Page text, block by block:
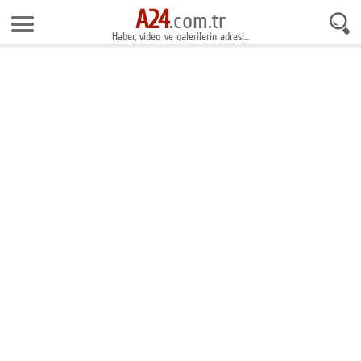
6 Ağustos 2026 10:44:28
Anasayfa
A24.com.tr
Haber, video ve galerilerin adresi...